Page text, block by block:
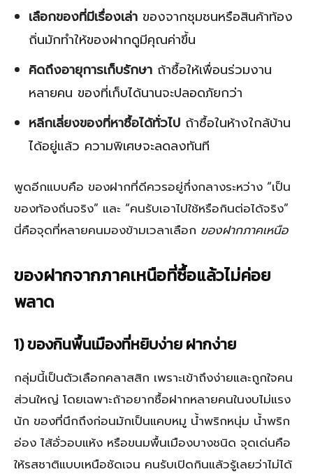
เลือกของที่มีเรื่องเล่า ของจากชุมชนหรือสินค้าท้อง
ถิ่นมักทำให้ของฝากดูมีคุณค่าขึ้น
คิดถึงอายุการเก็บรักษา ถ้าซื้อให้เพื่อนร่วมงาน
หลายคน ของที่เก็บได้นานจะปลอดภัยกว่า
หลีกเลี่ยงของที่หาซื้อได้ทั่วไป ถ้าซื้อในห้างใกล้บ้าน
ได้อยู่แล้ว ความพิเศษจะลดลงทันที
พูดอีกแบบคือ ของฝากที่ดีควรอยู่กึ่งกลางระหว่าง “เป็น
ของท้องถิ่นจริง” และ “คนรับเอาไปใช้หรือกินต่อได้จริง”
นี่คือจุดที่หลายคนมองข้ามเวลาเลือก ของฝากภาคเหนือ
ของฝากจากภาคเหนือที่ซื้อแล้วไม่ค่อย
พลาด
1) ของกินพื้นเมืองที่หยิบง่าย ฝากง่าย
กลุ่มนี้เป็นตัวเลือกคลาสสิก เพราะเข้าถึงง่ายและถูกใจคน
ส่วนใหญ่ โดยเฉพาะถ้าอยากซื้อฝากหลายคนในงบไม่แรง
นัก ของที่นึกถึงก่อนมักเป็นแคบหมู น้ำพริกหนุ่ม น้ำพริก
อ่อง ไส้อั่วอบแห้ง หรือขนมพื้นเมืองบางชนิด จุดเด่นคือ
ให้รสชาติแบบเหนือชัดเจน คนรับเปิดกินแล้วรู้เลยว่าไม่ได้